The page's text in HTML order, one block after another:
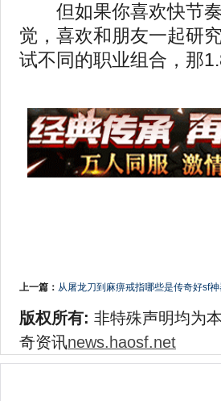
但如果你喜欢快节奏
觉，喜欢和朋友一起研
试不同的职业组合，那
上一篇： 从屠龙刀到麻痹戒指哪些是传奇好sf
版权所有: 非特殊声明均为
奇资讯news.haosf.net